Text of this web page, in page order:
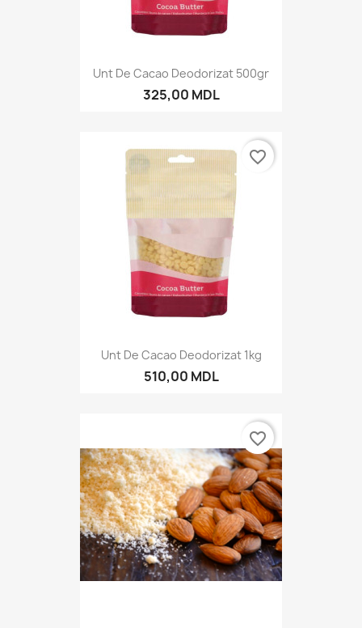
Unt De Cacao Deodorizat 500gr
325,00 MDL
Unt De Cacao Deodorizat 1kg
510,00 MDL
favorite_border
favorite_border